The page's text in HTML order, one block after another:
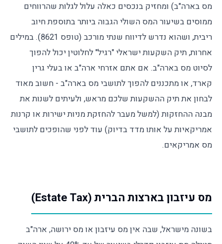
מס בארה"ב) ומחזיק בנכסים כאלה עלול לגלות שהרווחים
ממוסים בשיעור המס השולי הגבוה ביותר בתוספת חיוב
ריבית, ושהוא נדרש לדיווח שנתי מורכב (טופס 8621). במילים
אחרות, תיק השקעות ישראלי "רגיל" לחלוטין יכול להפוך
לסיוט מס בארה"ב. אם אתם אזרחי ארה"ב או בעלי גרין
קארד, או מתכננים להפוך לתושבי מס בארה"ב - חשוב מאוד
לבחון את תיק ההשקעות שלכם מראש, ולעיתים לשנות את
מבנה ההחזקות (למשל מעבר להחזקת מניות ישירות או קרנות
אמריקאיות על אותו מדד בדיוק) עוד לפני שהופכים לתושבי
מס אמריקאים.
מס עיזבון בארצות הברית (Estate Tax)
בשונה מישראל, שבה אין מס עיזבון או מס ירושה, ארה"ב